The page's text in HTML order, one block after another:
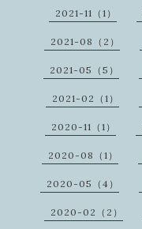
2021-11（1）
2021-08（2）
2021-05（5）
2021-02（1）
2020-11（1）
2020-08（1）
2020-05（4）
2020-02（2）